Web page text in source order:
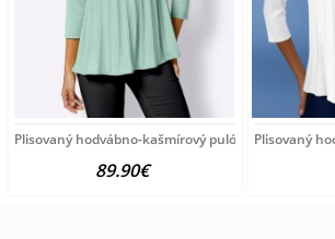
Plisovaný hodvábno-kašmírový pulóver vzhľadom
89.90€
Plisovaný